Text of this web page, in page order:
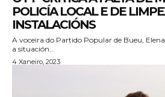
POLICÍA LOCAL E DE
INSTALACIÓNS
A voceira do Partido Popular de Bueu,
a situación...
4 Xaneiro, 2023